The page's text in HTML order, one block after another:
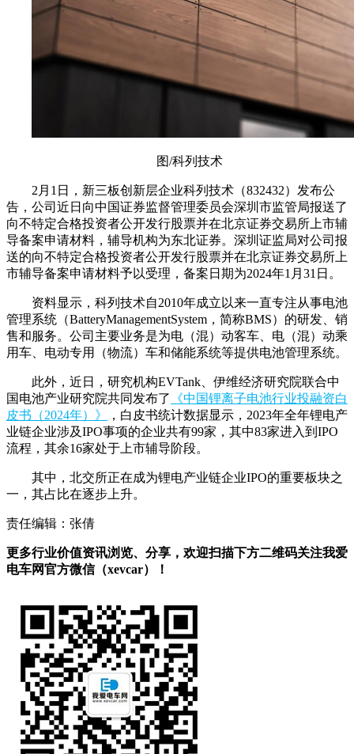
图/科列技术
2月1日，新三板创新层企业科列技术（832432）发布公
告，公司近日向中国证券监督管理委员会深圳市监管局报送了
向不特定合格投资者公开发行股票并在北京证券交易所上市辅
导备案申请材料，辅导机构为东北证券。深圳证监局对公司报
送的向不特定合格投资者公开发行股票并在北京证券交易所上
市辅导备案申请材料予以受理，备案日期为2024年1月31日。
资料显示，科列技术自2010年成立以来一直专注从事电池
管理系统（BatteryManagementSystem，简称BMS）的研发、销
售和服务。公司主要业务是为电（混）动客车、电（混）动乘
用车、电动专用（物流）车和储能系统等提供电池管理系统。
此外，近日，研究机构EVTank、伊维经济研究院联合中
国电池产业研究院共同发布了
《中国锂离子电池行业投融资白
皮书（2024年）》
，白皮书统计数据显示，2023年全年锂电产
业链企业涉及IPO事项的企业共有99家，其中83家进入到IPO
流程，其余16家处于上市辅导阶段。
其中，北交所正在成为锂电产业链企业IPO的重要板块之
一，其占比在逐步上升。
责任编辑：张倩
更多行业价值资讯浏览、分享，欢迎扫描下方二维码关注我爱
电车网官方微信（xevcar）！